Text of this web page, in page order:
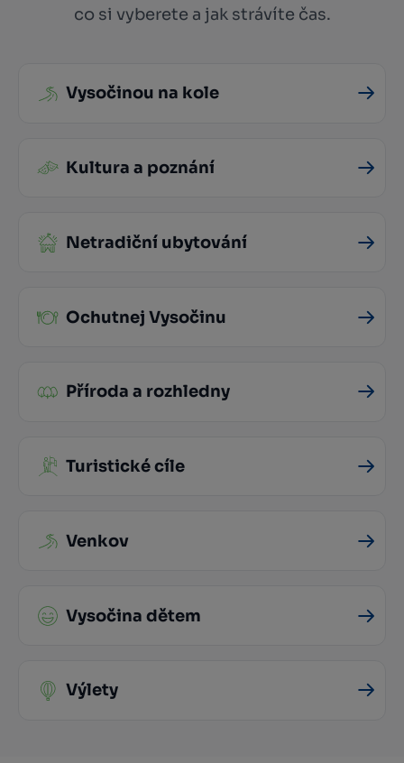
co si vyberete a jak strávíte čas.
Vysočinou na kole
Kultura a poznání
Netradiční ubytování
Ochutnej Vysočinu
Příroda a rozhledny
Turistické cíle
Venkov
Vysočina dětem
Výlety